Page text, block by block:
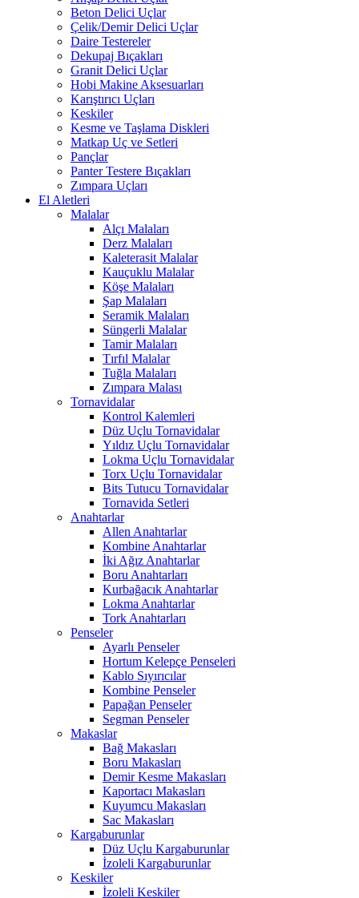
Beton Delici Uçlar
Çelik/Demir Delici Uçlar
Daire Testereler
Dekupaj Bıçakları
Granit Delici Uçlar
Hobi Makine Aksesuarları
Karıştırıcı Uçları
Keskiler
Kesme ve Taşlama Diskleri
Matkap Uç ve Setleri
Pançlar
Panter Testere Bıçakları
Zımpara Uçları
El Aletleri
Malalar
Alçı Malaları
Derz Malaları
Kaleterasit Malalar
Kauçuklu Malalar
Köşe Malaları
Şap Malaları
Seramik Malaları
Süngerli Malalar
Tamir Malaları
Tırfıl Malalar
Tuğla Malaları
Zımpara Malası
Tornavidalar
Kontrol Kalemleri
Düz Uçlu Tornavidalar
Yıldız Uçlu Tornavidalar
Lokma Uçlu Tornavidalar
Torx Uçlu Tornavidalar
Bits Tutucu Tornavidalar
Tornavida Setleri
Anahtarlar
Allen Anahtarlar
Kombine Anahtarlar
İki Ağız Anahtarlar
Boru Anahtarları
Kurbağacık Anahtarlar
Lokma Anahtarlar
Tork Anahtarları
Penseler
Ayarlı Penseler
Hortum Kelepçe Penseleri
Kablo Sıyırıcılar
Kombine Penseler
Papağan Penseler
Segman Penseler
Makaslar
Bağ Makasları
Boru Makasları
Demir Kesme Makasları
Kaportacı Makasları
Kuyumcu Makasları
Sac Makasları
Kargaburunlar
Düz Uçlu Kargaburunlar
İzoleli Kargaburunlar
Keskiler
İzoleli Keskiler